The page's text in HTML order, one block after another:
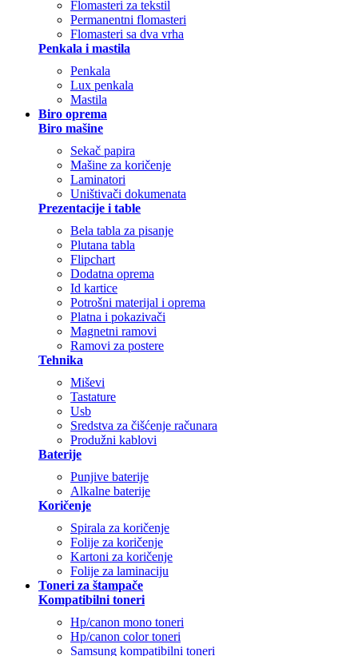
Flomasteri za tekstil
Permanentni flomasteri
Flomasteri sa dva vrha
Penkala i mastila
Penkala
Lux penkala
Mastila
Biro oprema
Biro mašine
Sekač papira
Mašine za koričenje
Laminatori
Uništivači dokumenata
Prezentacije i table
Bela tabla za pisanje
Plutana tabla
Flipchart
Dodatna oprema
Id kartice
Potrošni materijal i oprema
Platna i pokazivači
Magnetni ramovi
Ramovi za postere
Tehnika
Miševi
Tastature
Usb
Sredstva za čišćenje računara
Produžni kablovi
Baterije
Punjive baterije
Alkalne baterije
Koričenje
Spirala za koričenje
Folije za koričenje
Kartoni za koričenje
Folije za laminaciju
Toneri za štampače
Kompatibilni toneri
Hp/canon mono toneri
Hp/canon color toneri
Samsung kompatibilni toneri